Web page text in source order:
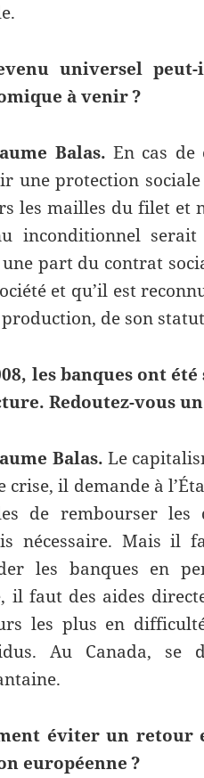
universel
à venir ?
Balas. En cas de
une protection
les mailles du filet et
inconditionnel
part du contrat
et qu’il est
production, de son
les banques ont
Redoutez-vous
Balas. Le
crise, il demande à
de rembourser les
nécessaire. Mais il
les banques en
il faut des aides
les plus en
Au Canada, se
éviter un retour
européenne ?